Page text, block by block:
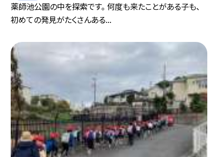
薬師池公園の中を探索です。 何度も来たことがある子も、
初めての発見がたくさんある...